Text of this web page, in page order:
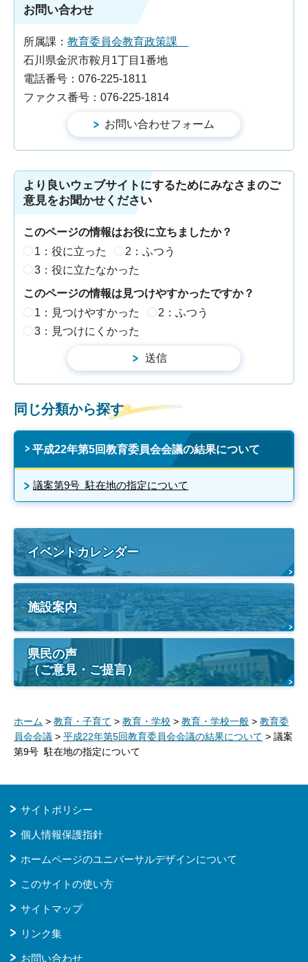
お問い合わせ
所属課： 教育委員会教育政策課
石川県金沢市鞍月1丁目1番地
電話番号：076-225-1811
ファクス番号：076-225-1814
より良いウェブサイトにするためにみなさまのご
意見をお聞かせください
このページの情報はお役に立ちましたか？
1：役に立った
2：ふつう
3：役に立たなかった
このページの情報は見つけやすかったですか？
1：見つけやすかった
2：ふつう
3：見つけにくかった
同じ分類から探す
平成22年第5回教育委員会会議の結果について
議案第9号 駐在地の指定について
イベントカレンダー
施設案内
県民の声
（ご意見・ご提言）
ホーム > 教育・子育て > 教育・学校 > 教育・学校一般 > 教育委
員会会議 > 平成22年第5回教育委員会会議の結果について > 議案
第9号 駐在地の指定について
サイトポリシー
個人情報保護指針
ホームページのユニバーサルデザインについて
このサイトの使い方
サイトマップ
リンク集
お問い合わせ